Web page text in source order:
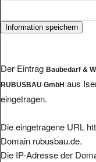
Der Eintrag Baubedarf &
RUBUSBAU GmbH aus
eingetragen.
Die eingetragene URL
Domain rubusbau.de.
Die IP-Adresse der